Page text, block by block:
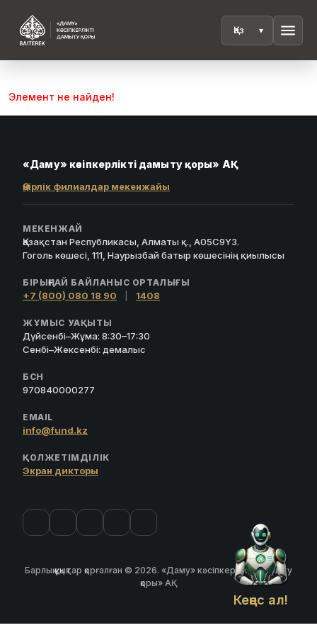
menu
Кеңес ал!
Элемент не найден!
«Даму» кәсіпкерлікті дамыту қоры» АҚ
Өңірлік филиалдар мекенжайы
МЕКЕНЖАЙ
Қазақстан Республикасы, Алматы қ., A05C9Y3.
Гоголь көшесі, 111, Наурызбай батыр көшесінің қиылысы
БІРЫҢҒАЙ БАЙЛАНЫС ОРТАЛЫҒЫ
+7 (800) 080 18 90 1408
ЖҰМЫС УАҚЫТЫ
Дүйсенбі–Жұма: 8:30–17:30
Сенбі–Жексенбі: демалыс
БСН
970840000277
EMAIL
info@fund.kz
ҚОЛЖЕТІМДІЛІК
Экран дикторы
Барлық құқықтар қорғалған © 2026. «Даму» кәсіпкерлікті дамыту
қоры» АҚ